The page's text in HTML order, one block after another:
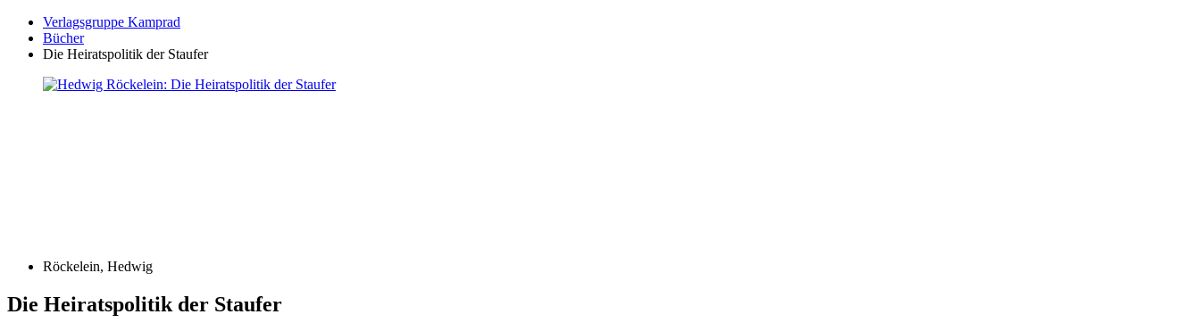
Verlagsgruppe Kamprad
Bücher
Die Heiratspolitik der Staufer
Röckelein, Hedwig
Die Heiratspolitik der Staufer